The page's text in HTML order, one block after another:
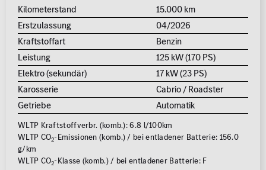
Kilometerstand
15.000 km
Erstzulassung
04/2026
Kraftstoffart
Benzin
Leistung
125 kW (170 PS)
Elektro (sekundär)
17 kW (23 PS)
Karosserie
Cabrio / Roadster
Getriebe
Automatik
WLTP Kraftstoffverbr. (komb.): 6.8 l/100km
WLTP CO2-Emissionen (komb.) / bei entladener Batterie: 156.0
g/km
WLTP CO2-Klasse (komb.) / bei entladener Batterie: F